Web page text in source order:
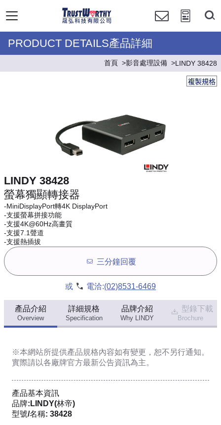
PRODUCT DETAILS產品詳細
首頁 影音處理設備 LINDY 38428
複製規格
LINDY 38428
螢幕獨顯轉接器
-MiniDisplayPort轉4K DisplayPort
-支援螢幕拼接功能
-支援4K@60Hz高畫質
-支援7.1聲道
-支援熱插拔
三分鐘回覆
或 電洽:(02)8531-6469
產品介紹
Overview
詳細規格
Specification
品牌介紹
Why LINDY
型錄下載
Brochure
※本網站所提供產品規格內容如有變更，恕不另行通知。
實際請以各廠牌官方最新公告資訊為主。
產品基本資訊
品牌:LINDY(林帝)
型號/名稱: 38428